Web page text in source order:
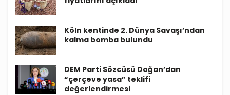
Köln kentinde 2. Dünya Savaşı’ndan
kalma bomba bulundu
DEM Parti Sözcüsü Doğan’dan
“çerçeve yasa” teklifi
değerlendirmesi